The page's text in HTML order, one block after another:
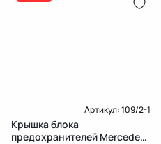
Артикул:109/2-1
Крышка блока
предохранителей Mercedes-